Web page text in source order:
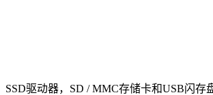
驱动器，SD / MMC存储卡和USB闪存